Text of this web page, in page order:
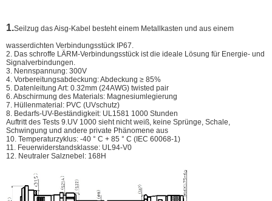
1.Seilzug das Aisg-Kabel besteht einem Metallkasten und aus einem
wasserdichten Verbindungsstück IP67.
2. Das schroffe LÄRM-Verbindungsstück ist die ideale Lösung für Energie- und
Signalverbindungen.
3. Nennspannung: 300V
4. Vorbereitungsabdeckung: Abdeckung ≥ 85%
5. Datenleitung Art: 0.32mm (24AWG) twisted pair
6. Abschirmung des Materials: Magnesiumlegierung
7. Hüllenmaterial: PVC (UVschutz)
8. Bedarfs-UV-Beständigkeit: UL1581 1000 Stunden
Auftritt des Tests 9.UV 1000 sieht nicht weiß, keine Sprünge, Schale,
Schwingung und andere private Phänomene aus
10. Temperaturzyklus: -40 ° C + 85 ° C (IEC 60068-1)
11. Feuerwiderstandsklasse: UL94-V0
12. Neutraler Salznebel: 168H